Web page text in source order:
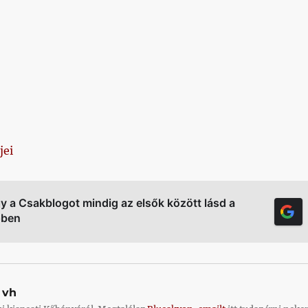
a Csakblogot mindig az elsők között lásd a